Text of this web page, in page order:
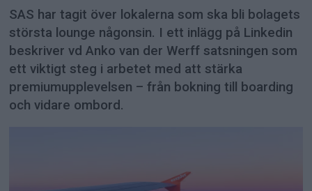
SAS har tagit över lokalerna som ska bli bolagets
största lounge någonsin. I ett inlägg på Linkedin
beskriver vd Anko van der Werff satsningen som
ett viktigt steg i arbetet med att stärka
premiumupplevelsen – från bokning till boarding
och vidare ombord.